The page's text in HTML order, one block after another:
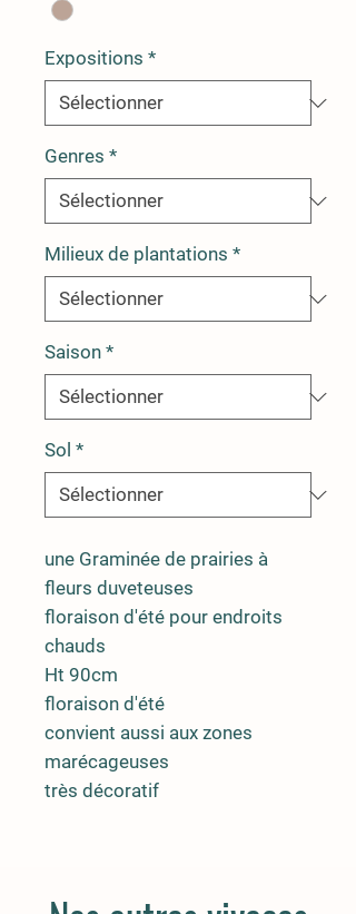
Expositions *
Genres *
Milieux de plantations *
Saison *
Sol *
une Graminée de prairies à
fleurs duveteuses
floraison d'été pour endroits
chauds
Ht 90cm
floraison d'été
convient aussi aux zones
marécageuses
très décoratif